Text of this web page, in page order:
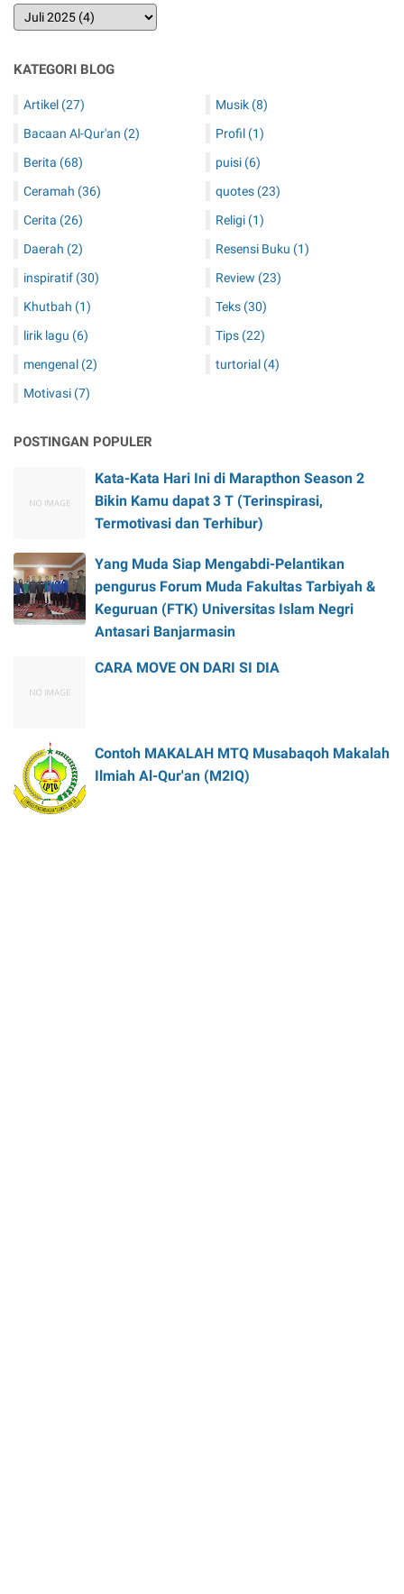
KATEGORI BLOG
Artikel (27)
Bacaan Al-Qur'an (2)
Berita (68)
Ceramah (36)
Cerita (26)
Daerah (2)
inspiratif (30)
Khutbah (1)
lirik lagu (6)
mengenal (2)
Motivasi (7)
Musik (8)
Profil (1)
puisi (6)
quotes (23)
Religi (1)
Resensi Buku (1)
Review (23)
Teks (30)
Tips (22)
turtorial (4)
POSTINGAN POPULER
Kata-Kata Hari Ini di Marapthon Season 2
Bikin Kamu dapat 3 T (Terinspirasi,
Termotivasi dan Terhibur)
Yang Muda Siap Mengabdi-Pelantikan
pengurus Forum Muda Fakultas Tarbiyah &
Keguruan (FTK) Universitas Islam Negri
Antasari Banjarmasin
CARA MOVE ON DARI SI DIA
Contoh MAKALAH MTQ Musabaqoh Makalah
Ilmiah Al-Qur'an (M2IQ)